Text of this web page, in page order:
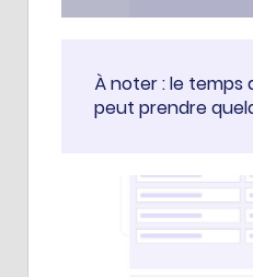
À noter : le
peut prendre